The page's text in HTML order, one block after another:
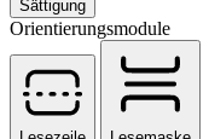
Sättigung
Orientierungsmodule